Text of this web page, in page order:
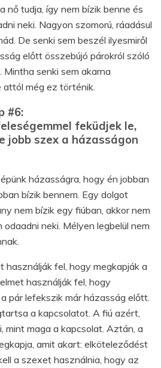
nő tudja, így nem bízik benne és
neki. Nagyon szomorú, ráadásul
De senki sem beszél ilyesmiről
előtt összebújó párokról szóló
Mintha senki sem akarna
attól még ez történik.
#6:
feküdjek le,
jobb szex a házasságon
házasságra, hogy én jobban
bízik bennem. Egy dolgot
nem bízik egy fiúban, akkor nem
neki. Mélyen legbelül nem
használják fel, hogy megkapják a
használják fel, hogy
pár lefekszik már házasság előtt.
a kapcsolatot. A fiú azért,
mint maga a kapcsolat. Aztán, a
amit akart: elköteleződést
a szexet használnia, hogy az